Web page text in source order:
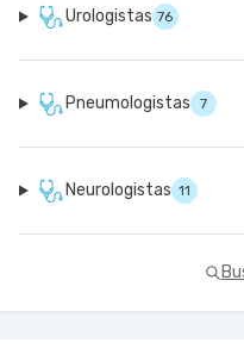
Urologistas 76
Pneumologistas 7
Neurologistas 11